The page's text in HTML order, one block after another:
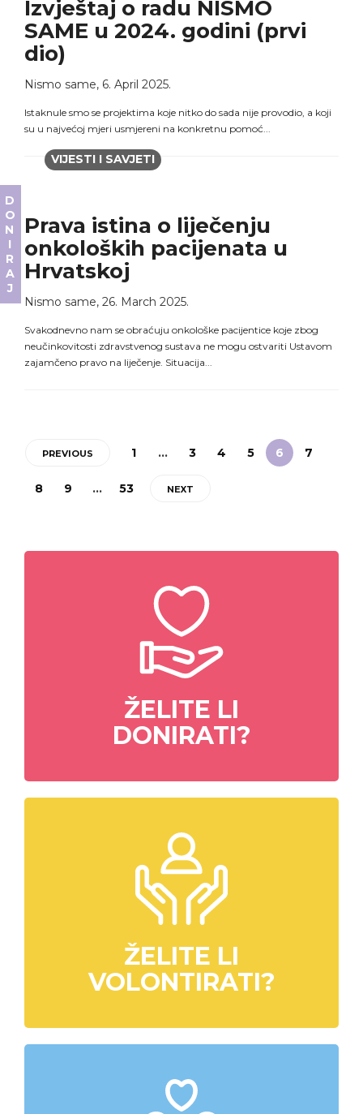
Izvještaj o radu NISMO
SAME u 2024. godini (prvi
dio)
Nismo same, 6. April 2025.
Istaknule smo se projektima koje nitko do sada nije provodio, a koji
su u najvećoj mjeri usmjereni na konkretnu pomoć...
VIJESTI I SAVJETI
Prava istina o liječenju
onkoloških pacijenata u
Hrvatskoj
Nismo same, 26. March 2025.
Svakodnevno nam se obraćuju onkološke pacijentice koje zbog
neučinkovitosti zdravstvenog sustava ne mogu ostvariti Ustavom
zajamčeno pravo na liječenje. Situacija...
PREVIOUS 1 … 3 4 5 6 7
8 9 … 53 NEXT
ŽELITE LI
DONIRATI?
ŽELITE LI
VOLONTIRATI?
DONIRAJ